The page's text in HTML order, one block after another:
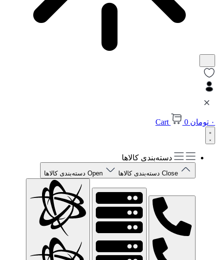
۰ تومان 0
Cart
دسته‌بندی کالاها
Close دسته‌بندی کالاها Open دسته‌بندی کالاها